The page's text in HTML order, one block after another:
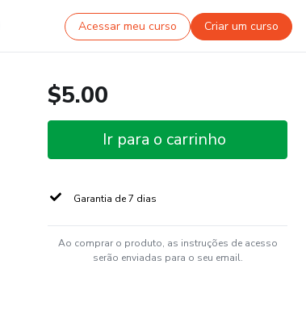
Acessar meu curso Criar um curso
$5.00
Ir para o carrinho
Garantia de 7 dias
Ao comprar o produto, as instruções de acesso
serão enviadas para o seu email.